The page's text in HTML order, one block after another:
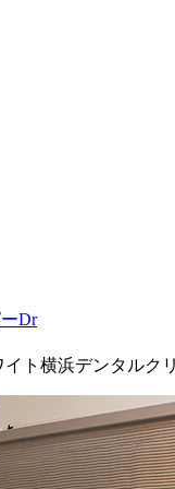
Dr
ト横浜デンタルク